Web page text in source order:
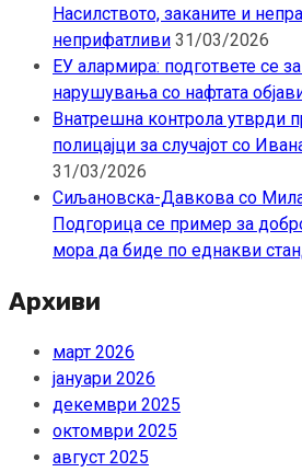
Насилството, заканите и
неприфатливи 31/03/2026
ЕУ алармира: подгответе се
нарушувања со нафтата
Внатрешна контрола утврди
полицајци за случајот со
31/03/2026
Сиљановска-Давкова со
Подгорица се пример за
мора да биде по еднакви
Архиви
март 2026
јануари 2026
декември 2025
октомври 2025
август 2025